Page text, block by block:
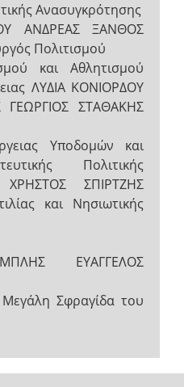
Ανασυγκρότησης
ΑΝΔΡΕΑΣ ΞΑΝΘΟΣ
Πολιτισμού
και Αθλητισμού
ΛΥΔΙΑ ΚΟΝΙΟΡΔΟΥ
ΣΤΑΘΑΚΗΣ
Υποδομών και
Πολιτικής
ΣΠΙΡΤΖΗΣ
και Νησιωτικής
ΕΥΑΓΓΕΛΟΣ
Σφραγίδα του